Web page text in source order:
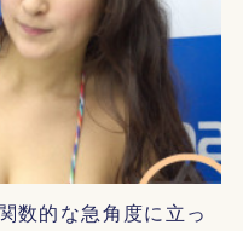
数的な急角度に立っ